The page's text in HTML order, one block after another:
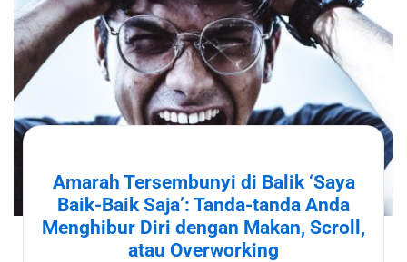
Amarah Tersembunyi di Balik ‘Saya
Baik-Baik Saja’: Tanda-tanda Anda
Menghibur Diri dengan Makan, Scroll,
atau Overworking